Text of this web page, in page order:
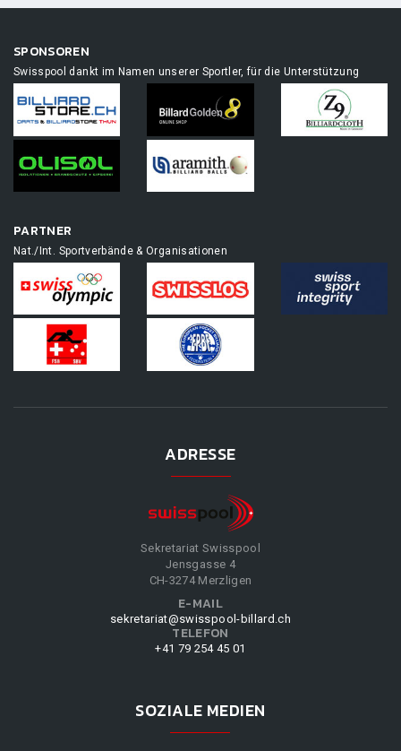
SPONSOREN
Swisspool dankt im Namen unserer Sportler, für die Unterstützung
PARTNER
Nat./Int. Sportverbände & Organisationen
ADRESSE
Sekretariat Swisspool
Jensgasse 4
CH-3274 Merzligen
E-MAIL
sekretariat@swisspool-billard.ch
TELEFON
+41 79 254 45 01
SOZIALE MEDIEN